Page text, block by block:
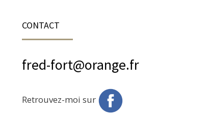
CONTACT
fred-fort@orange.fr
Retrouvez-moi sur